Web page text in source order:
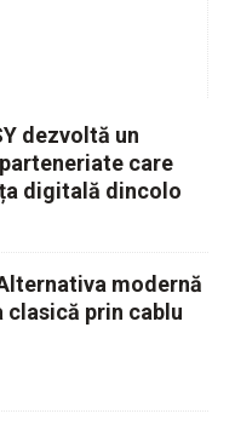
dezvoltă un
care
digitală dincolo
modernă
clasică prin cablu